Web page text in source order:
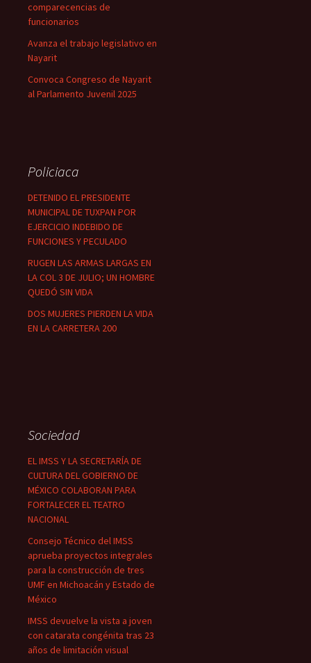
comparecencias de
funcionarios
Avanza el trabajo legislativo en
Nayarit
Convoca Congreso de Nayarit
al Parlamento Juvenil 2025
Policiaca
DETENIDO EL PRESIDENTE
MUNICIPAL DE TUXPAN POR
EJERCICIO INDEBIDO DE
FUNCIONES Y PECULADO
RUGEN LAS ARMAS LARGAS EN
LA COL 3 DE JULIO; UN HOMBRE
QUEDÓ SIN VIDA
DOS MUJERES PIERDEN LA VIDA
EN LA CARRETERA 200
Sociedad
EL IMSS Y LA SECRETARÍA DE
CULTURA DEL GOBIERNO DE
MÉXICO COLABORAN PARA
FORTALECER EL TEATRO
NACIONAL
Consejo Técnico del IMSS
aprueba proyectos integrales
para la construcción de tres
UMF en Michoacán y Estado de
México
IMSS devuelve la vista a joven
con catarata congénita tras 23
años de limitación visual